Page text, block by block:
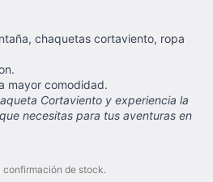
chaquetas cortaviento, ropa
mayor comodidad.
Cortaviento y experiencia la
necesitas para tus aventuras en
confirmación de stock.